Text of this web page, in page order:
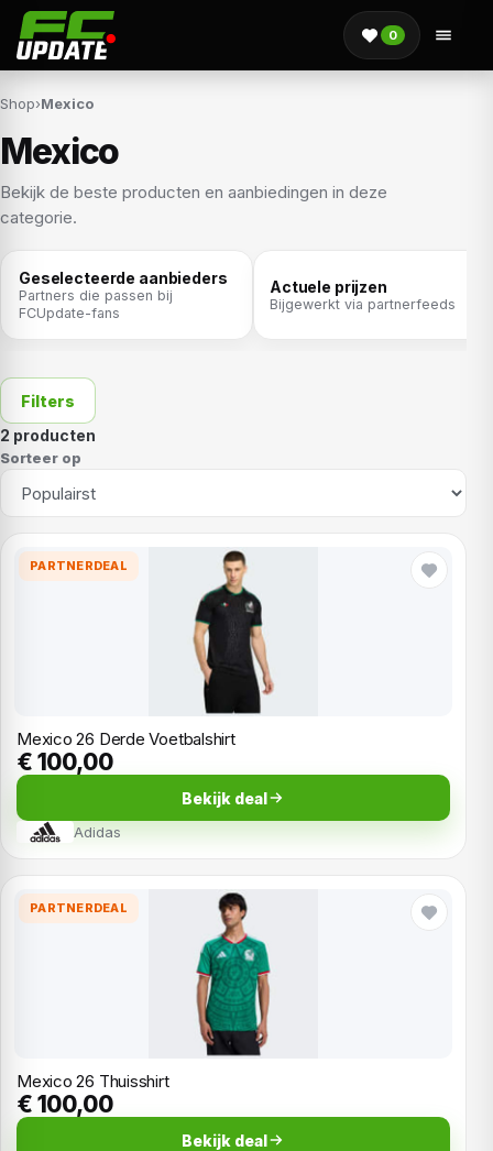
0
Shop›Mexico
Mexico
Bekijk de beste producten en aanbiedingen in deze
categorie.
Geselecteerde aanbieders
Partners die passen bij
FCUpdate-fans
Actuele prijzen
Bijgewerkt via partnerfeeds
Filters
2 producten
Sorteer op
PARTNERDEAL
Mexico 26 Derde Voetbalshirt
€ 100,00
Bekijk deal
Adidas
PARTNERDEAL
Mexico 26 Thuisshirt
€ 100,00
Bekijk deal